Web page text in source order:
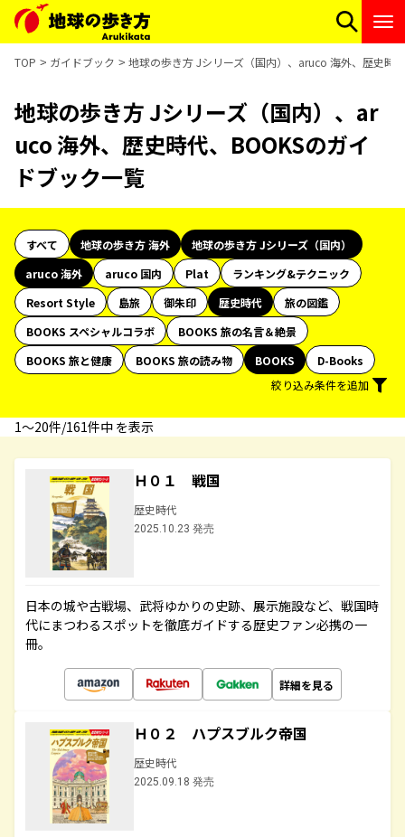
TOP ガイドブック 地球の歩き方 Jシリーズ（国内）、aruco 海外、歴史時
地球の歩き方 Jシリーズ（国内）、ar
uco 海外、歴史時代、BOOKSのガイ
ドブック一覧
すべて 地球の歩き方 海外
地球の歩き方 Jシリーズ（国内）
aruco 海外
aruco 国内 Plat
ランキング&テクニック
Resort Style
島旅 御朱印 歴史時代
旅の図鑑
BOOKS スペシャルコラボ
BOOKS 旅の名言＆絶景
BOOKS 旅と健康
BOOKS 旅の読み物 BOOKS
D-Books
絞り込み条件を追加
1〜20件/161件中 を表示
Ｈ０１ 戦国
歴史時代
2025.10.23 発売
日本の城や古戦場、武将ゆかりの史跡、展示施設など、戦国時
代にまつわるスポットを徹底ガイドする歴史ファン必携の一
冊。
詳細を見る
Ｈ０２ ハプスブルク帝国
歴史時代
2025.09.18 発売